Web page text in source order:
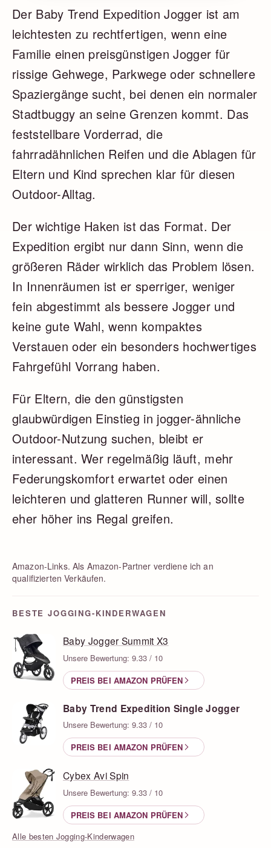
Der Baby Trend Expedition Jogger ist am
leichtesten zu rechtfertigen, wenn eine
Familie einen preisgünstigen Jogger für
rissige Gehwege, Parkwege oder schnellere
Spaziergänge sucht, bei denen ein normaler
Stadtbuggy an seine Grenzen kommt. Das
feststellbare Vorderrad, die
fahrradähnlichen Reifen und die Ablagen für
Eltern und Kind sprechen klar für diesen
Outdoor-Alltag.
Der wichtige Haken ist das Format. Der
Expedition ergibt nur dann Sinn, wenn die
größeren Räder wirklich das Problem lösen.
In Innenräumen ist er sperriger, weniger
fein abgestimmt als bessere Jogger und
keine gute Wahl, wenn kompaktes
Verstauen oder ein besonders hochwertiges
Fahrgefühl Vorrang haben.
Für Eltern, die den günstigsten
glaubwürdigen Einstieg in jogger-ähnliche
Outdoor-Nutzung suchen, bleibt er
interessant. Wer regelmäßig läuft, mehr
Federungskomfort erwartet oder einen
leichteren und glatteren Runner will, sollte
eher höher ins Regal greifen.
Amazon-Links. Als Amazon-Partner verdiene ich an
qualifizierten Verkäufen.
BESTE JOGGING-KINDERWAGEN
Baby Jogger Summit X3
Unsere Bewertung: 9.33 / 10
PREIS BEI AMAZON PRÜFEN
Baby Trend Expedition Single Jogger
Unsere Bewertung: 9.33 / 10
PREIS BEI AMAZON PRÜFEN
Cybex Avi Spin
Unsere Bewertung: 9.33 / 10
PREIS BEI AMAZON PRÜFEN
Alle besten Jogging-Kinderwagen